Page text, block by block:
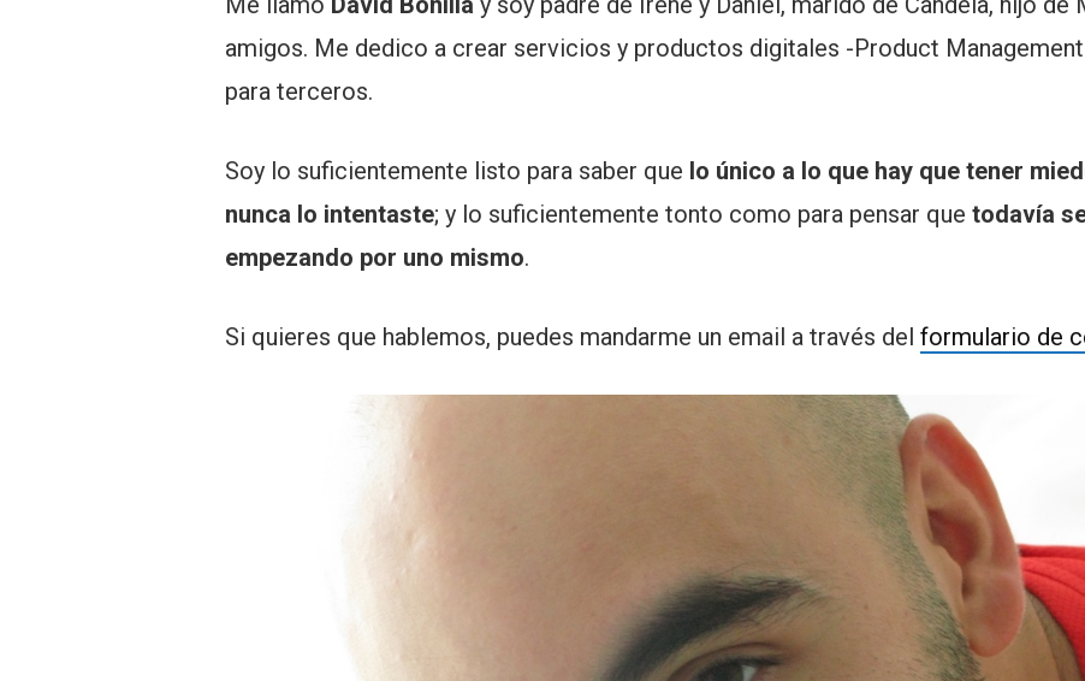
amigos. Me dedico a crear servicios y productos digitales -Product
para terceros.
Soy lo suficientemente listo para saber que lo único a lo que hay que tener
nunca lo intentaste; y lo suficientemente tonto como para pensar que todavía
empezando por uno mismo.
Si quieres que hablemos, puedes mandarme un email a través del formulario de